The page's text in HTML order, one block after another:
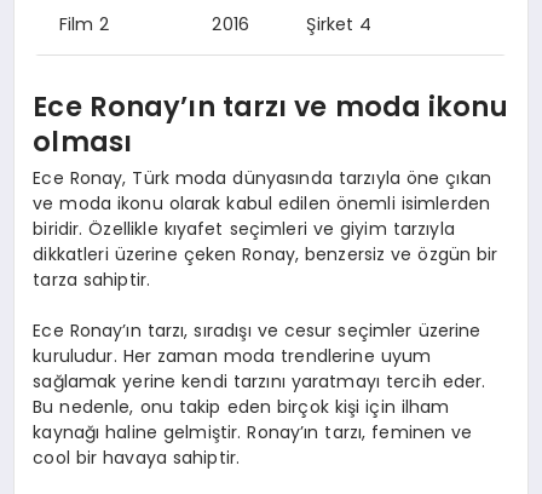
Film 2 2016 Şirket 4
Ece Ronay’ın tarzı ve moda ikonu
olması
Ece Ronay, Türk moda dünyasında tarzıyla öne çıkan
ve moda ikonu olarak kabul edilen önemli isimlerden
biridir. Özellikle kıyafet seçimleri ve giyim tarzıyla
dikkatleri üzerine çeken Ronay, benzersiz ve özgün bir
tarza sahiptir.
Ece Ronay’ın tarzı, sıradışı ve cesur seçimler üzerine
kuruludur. Her zaman moda trendlerine uyum
sağlamak yerine kendi tarzını yaratmayı tercih eder.
Bu nedenle, onu takip eden birçok kişi için ilham
kaynağı haline gelmiştir. Ronay’ın tarzı, feminen ve
cool bir havaya sahiptir.